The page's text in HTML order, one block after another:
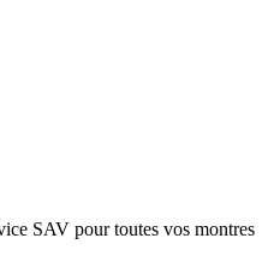
SAV pour toutes vos montres